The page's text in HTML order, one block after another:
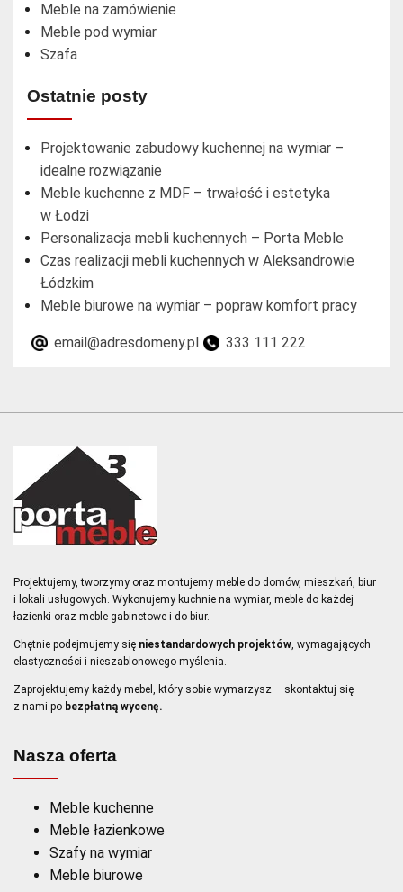
Meble na zamówienie
Meble pod wymiar
Szafa
Ostatnie posty
Projektowanie zabudowy kuchennej na wymiar –
idealne rozwiązanie
Meble kuchenne z MDF – trwałość i estetyka
w Łodzi
Personalizacja mebli kuchennych – Porta Meble
Czas realizacji mebli kuchennych w Aleksandrowie
Łódzkim
Meble biurowe na wymiar – popraw komfort pracy
email@adresdomeny.pl 333 111 222
Projektujemy, tworzymy oraz montujemy meble do domów, mieszkań, biur
i lokali usługowych. Wykonujemy kuchnie na wymiar, meble do każdej
łazienki oraz meble gabinetowe i do biur.
Chętnie podejmujemy się niestandardowych projektów , wymagających
elastyczności i nieszablonowego myślenia.
Zaprojektujemy każdy mebel, który sobie wymarzysz – skontaktuj się
z nami po bezpłatną wycenę.
Nasza oferta
Meble kuchenne
Meble łazienkowe
Szafy na wymiar
Meble biurowe